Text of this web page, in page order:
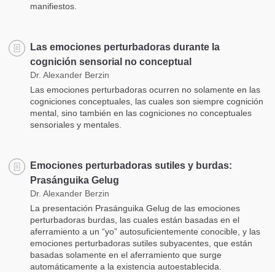
manifiestos.
Las emociones perturbadoras durante la
cognición sensorial no conceptual
Dr. Alexander Berzin
Las emociones perturbadoras ocurren no solamente en las
cogniciones conceptuales, las cuales son siempre cognición
mental, sino también en las cogniciones no conceptuales
sensoriales y mentales.
Emociones perturbadoras sutiles y burdas:
Prasánguika Gelug
Dr. Alexander Berzin
La presentación Prasánguika Gelug de las emociones
perturbadoras burdas, las cuales están basadas en el
aferramiento a un “yo” autosuficientemente conocible, y las
emociones perturbadoras sutiles subyacentes, que están
basadas solamente en el aferramiento que surge
automáticamente a la existencia autoestablecida.